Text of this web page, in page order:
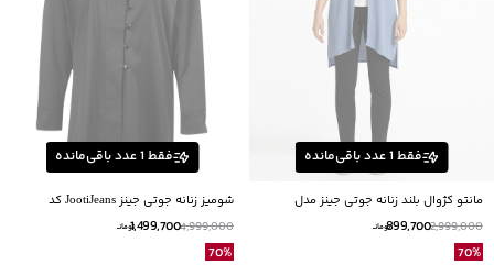
فقط 1عدد باقی‌مانده
مانتو کژوال بلند زنانه جوتی جینز مدل
11732605
2,999,000
899,700تومانــ
70%
فقط 1عدد باقی‌مانده
شومیز زنانه جوتی جینز JootiJeans کد
31731633
4,999,000
1,499,700تومانــ
70%